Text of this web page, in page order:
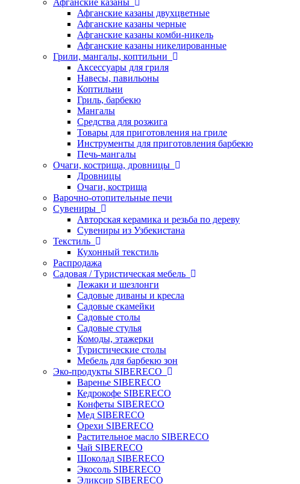
Афганские казаны
Афганские казаны двухцветные
Афганские казаны черные
Афганские казаны комби-никель
Афганские казаны никелированные
Грили, мангалы, коптильни
Аксессуары для гриля
Навесы, павильоны
Коптильни
Гриль, барбекю
Мангалы
Средства для розжига
Товары для приготовления на гриле
Инструменты для приготовления барбекю
Печь-мангалы
Очаги, кострища, дровницы
Дровницы
Очаги, кострища
Варочно-отопительные печи
Сувениры
Авторская керамика и резьба по дереву
Сувениры из Узбекистана
Текстиль
Кухонный текстиль
Распродажа
Садовая / Туристическая мебель
Лежаки и шезлонги
Садовые диваны и кресла
Садовые скамейки
Садовые столы
Садовые стулья
Комоды, этажерки
Туристические столы
Мебель для барбекю зон
Эко-продукты SIBERECO
Варенье SIBERECO
Кедрокофе SIBERECO
Конфеты SIBERECO
Мед SIBERECO
Орехи SIBERECO
Растительное масло SIBERECO
Чай SIBERECO
Шоколад SIBERECO
Экосоль SIBERECO
Эликсир SIBERECO